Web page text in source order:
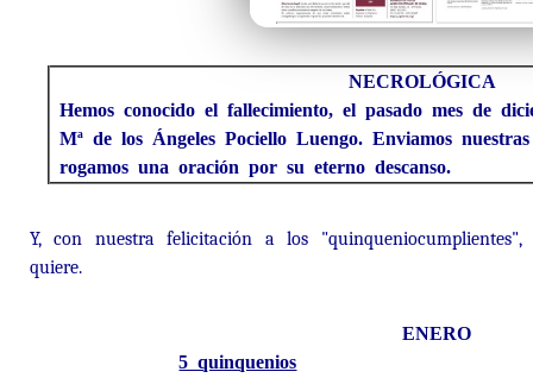
NECROLÓGICA
Hemos conocido el fallecimiento, el pasado mes de
Mª de los Ángeles Pociello Luengo. Enviamos
rogamos una oración por su eterno descanso.
Y, con nuestra felicitación a los
quiere.
ENERO
5 quinquenios